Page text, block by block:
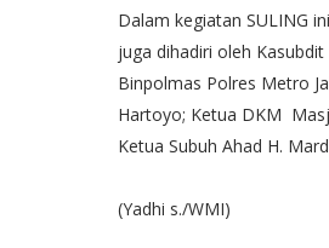
Dalam kegiatan SULING
juga dihadiri oleh Kasubdit
Binpolmas Polres Metro
Hartoyo; Ketua DKM
Ketua Subuh Ahad H.
(Yadhi s./WMI)